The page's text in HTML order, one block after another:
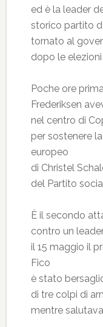
ed è la leader
storico partito
tornato al
dopo le elezioni
Poche ore
Frederiksen
nel centro di
per sostenere
europeo
di Christel
del Partito
È il secondo
contro un
il 15 maggio il
Fico
è stato
di tre colpi di
mentre